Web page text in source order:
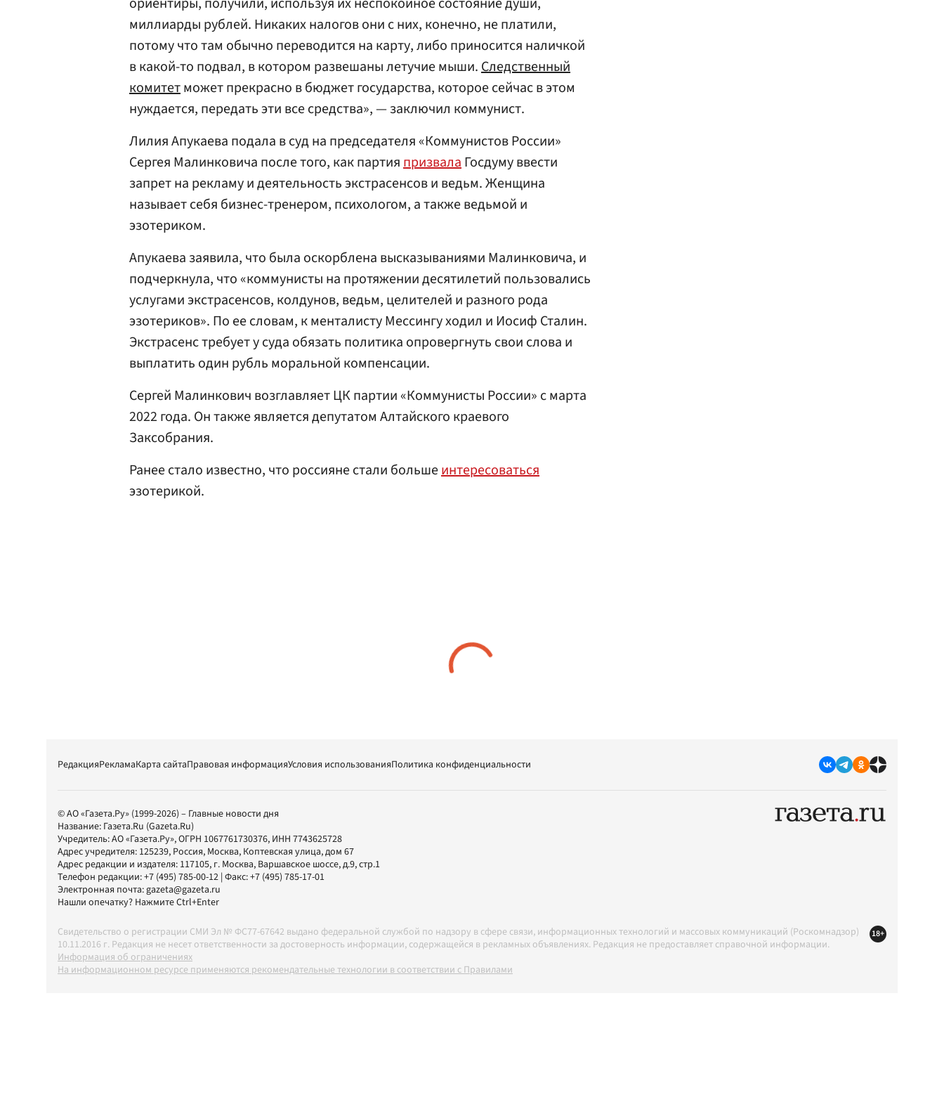
миллиарды рублей. Никаких налогов они с них, конечно, не платили,
потому что там обычно переводится на карту, либо приносится наличкой
в какой-то подвал, в котором развешаны летучие мыши.Следственный
комитетможет прекрасно в бюджет государства, которое сейчас в этом
нуждается, передать эти все средства», — заключил коммунист.
Лилия Апукаева подала в суд на председателя «Коммунистов России»
Сергея Малинковича после того, как партияпризвалаГосдуму ввести
запрет на рекламу и деятельность экстрасенсов и ведьм. Женщина
называет себя бизнес-тренером, психологом, а также ведьмой и
эзотериком.
Апукаева заявила, что была оскорблена высказываниями Малинковича, и
подчеркнула, что «коммунисты на протяжении десятилетий пользовались
услугами экстрасенсов, колдунов, ведьм, целителей и разного рода
эзотериков». По ее словам, к менталисту Мессингу ходил и Иосиф Сталин.
Экстрасенс требует у суда обязать политика опровергнуть свои слова и
выплатить один рубль моральной компенсации.
Сергей Малинкович возглавляет ЦК партии «Коммунисты России» с марта
2022 года. Он также является депутатом Алтайского краевого
Заксобрания.
Ранее стало известно, что россияне стали большеинтересоваться
эзотерикой.
РедакцияРекламаКарта сайтаПравовая информацияУсловия использованияПолитика конфиденциальности
© АО «Газета.Ру» (1999-2026) – Главные новости дня
Название: Газета.Ru (Gazeta.Ru)
Учредитель:АО «Газета.Ру», ОГРН 1067761730376, ИНН 7743625728
Адрес учредителя: 125239, Россия, Москва, Коптевская улица, дом 67
Адрес редакции и издателя: 117105, г. Москва, Варшавское шоссе, д.9, стр.1
Телефон редакции:+7 (495) 785-00-12 | Факс:+7 (495) 785-17-01
Электронная почта:gazeta@gazeta.ru
Нашли опечатку? Нажмите Ctrl+Enter
Свидетельство о регистрации СМИ Эл № ФС77-67642 выдано федеральной службой по надзору в сфере связи, информационных технологий и массовых коммуникаций (Роскомнадзор)
10.11.2016 г. Редакция не несет ответственности за достоверность информации, содержащейся в рекламных объявлениях. Редакция не предоставляет справочной информации.
Информация об ограничениях
На информационном ресурсе применяются рекомендательные технологии в соответствии с Правилами
18+